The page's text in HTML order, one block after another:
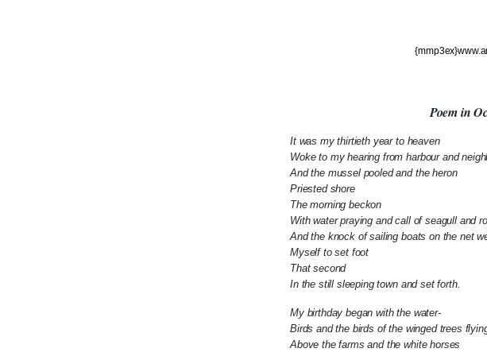
Poem in
It was my thirtieth year to heaven
Woke to my hearing from harbour and
And the mussel pooled and the heron
Priested shore
The morning beckon
With water praying and call of seagull and
And the knock of sailing boats on the net
Myself to set foot
That second
In the still sleeping town and set forth.
My birthday began with the water-
Birds and the birds of the winged trees
Above the farms and the white horses